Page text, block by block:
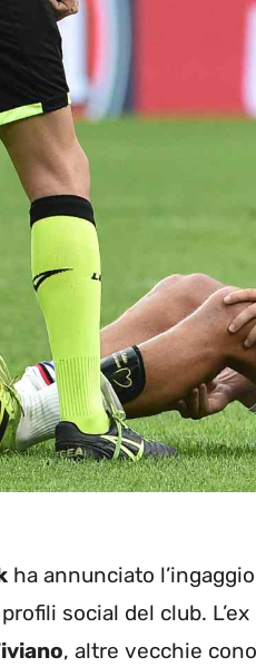
ha annunciato
social del club.
, altre vecchie